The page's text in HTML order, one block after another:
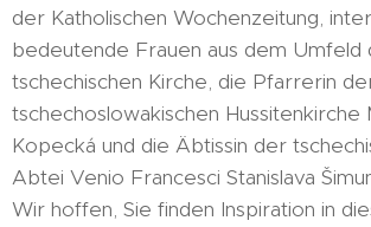
der Katholischen Wochenzeitung,
bedeutende Frauen aus dem Umfeld
tschechischen Kirche, die Pfarrerin
tschechoslowakischen Hussitenkirche
Kopecká und die Äbtissin der
Abtei Venio Francesci Stanislava
Wir hoffen, Sie finden Inspiration in